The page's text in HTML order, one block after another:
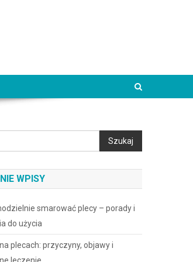
Szukaj
WPISY
smarować plecy – porady i
do użycia
plecach: przyczyny, objawy i